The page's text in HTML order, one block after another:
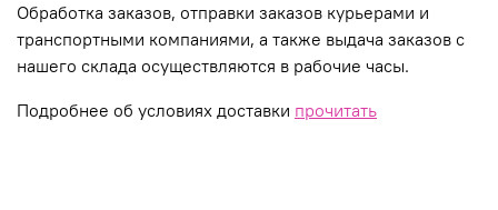
Обработка заказов, отправки заказов курьерами и
транспортными компаниями, а также выдача заказов с
нашего склада осуществляются в рабочие часы.
Подробнее об условиях доставки прочитать